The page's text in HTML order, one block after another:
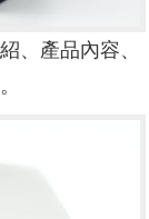
、產品內容、